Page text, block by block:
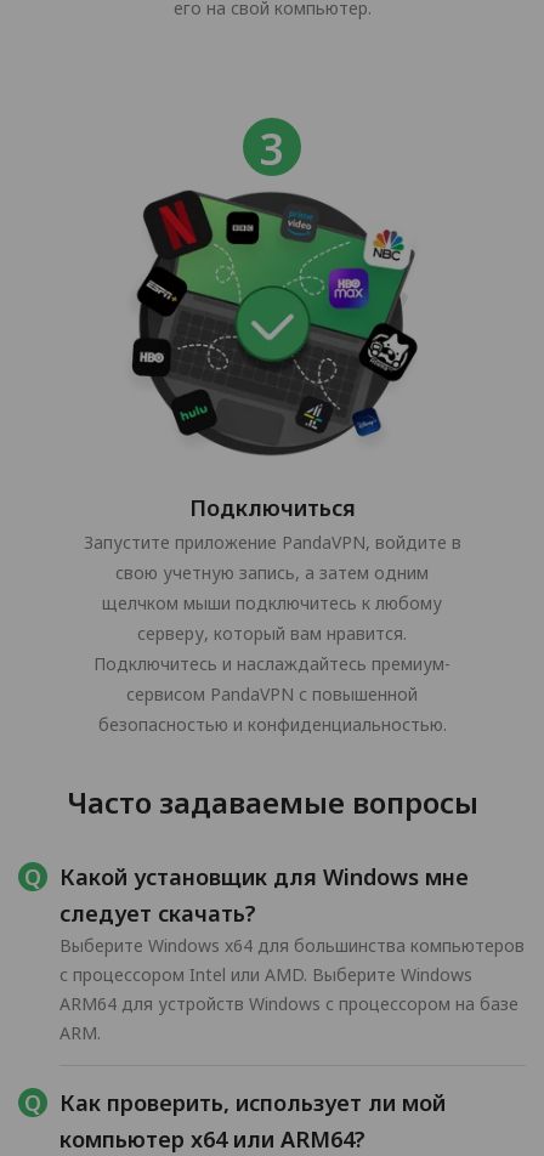
его на свой компьютер.
Подключиться
Запустите приложение PandaVPN, войдите в
свою учетную запись, а затем одним
щелчком мыши подключитесь к любому
серверу, который вам нравится.
Подключитесь и наслаждайтесь премиум-
сервисом PandaVPN с повышенной
безопасностью и конфиденциальностью.
Часто задаваемые вопросы
Какой установщик для Windows мне
следует скачать?
Выберите Windows x64 для большинства компьютеров
с процессором Intel или AMD. Выберите Windows
ARM64 для устройств Windows с процессором на базе
ARM.
Как проверить, использует ли мой
компьютер x64 или ARM64?